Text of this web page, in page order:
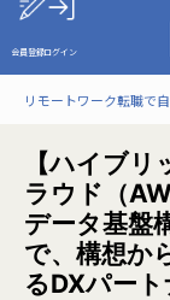
会員登録ログイン
リモートワーク転職で
【ハイブ
ラウド（
データ基盤
で、構想か
るDXパート